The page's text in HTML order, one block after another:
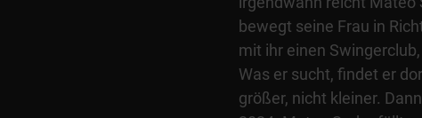
bewegt seine Frau in
mit ihr einen
Was er sucht, findet er
größer, nicht kleiner.